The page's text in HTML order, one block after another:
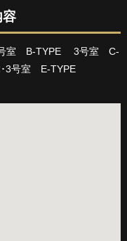
室 B-TYPE 3号室 C-
号室 E-TYPE